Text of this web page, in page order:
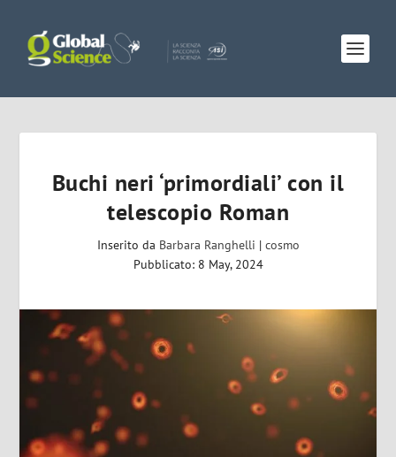
Buchi neri ‘primordiali’ con il
telescopio Roman
Inserito da Barbara Ranghelli | cosmo
Pubblicato: 8 May, 2024